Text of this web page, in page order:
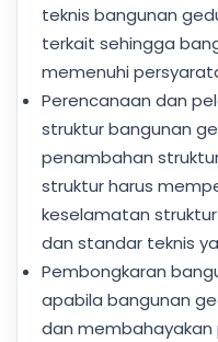
teknis bangunan
terkait sehingga
memenuhi
Perencanaan dan
struktur bangunan
penambahan
struktur harus
keselamatan
dan standar teknis
Pembongkaran
apabila bangunan
dan